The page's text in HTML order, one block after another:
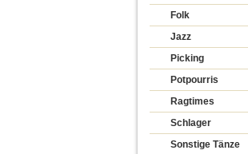
Folk
Jazz
Picking
Potpourris
Ragtimes
Schlager
Sonstige Tänze